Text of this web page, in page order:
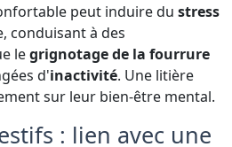
peut induire du stress
conduisant à des
legrignotage de la fourrure
d'inactivité. Une litière
sur leur bien-être mental.
: lien avec une